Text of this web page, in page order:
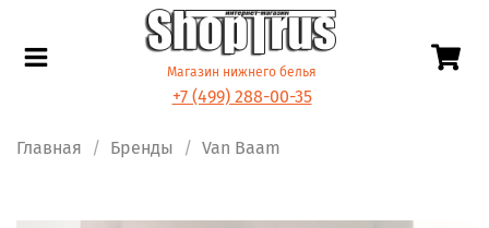
Магазин нижнего белья
+7 (499) 288-00-35
Главная Бренды Van Baam